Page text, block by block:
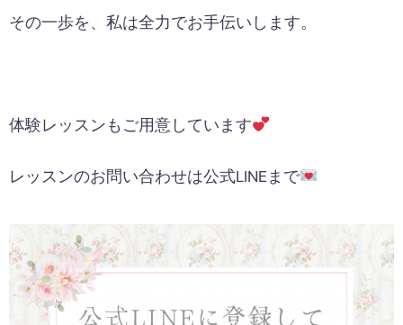
その一歩を、私は全力でお手伝いします。
体験レッスンもご用意しています
レッスンのお問い合わせは公式LINEまで